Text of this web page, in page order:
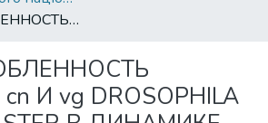
ПРИСПОСОБЛЕННОСТЬ МУТАНТОВ cn И vg DROSOPHILA MELANOGASTER В ДИНАМИКЕ ЗАМЕЩЕНИЯ ИХ ГЕНОТИПОВ
И vg DROSOPHILA